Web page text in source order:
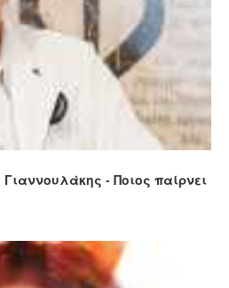
- Ποιος παίρνει